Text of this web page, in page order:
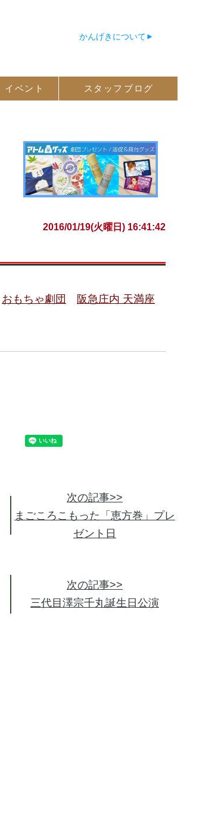
かんげきについて
イベント スタッフ ブログ
2016/01/19(火曜日) 16:41:42
おもちゃ劇団 阪急庄内 天満座
次の記事>>
まごころこもった「恵方巻」プレ
ゼント日
次の記事>>
三代目澤宗千丸誕生日公演